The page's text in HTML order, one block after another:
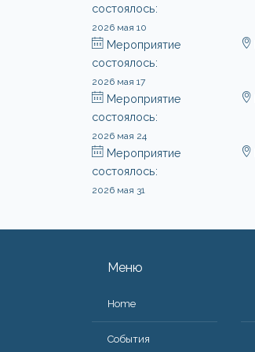
состоялось:
2026 мая 10
Мероприятие
состоялось:
2026 мая 17
Мероприятие
состоялось:
2026 мая 24
Мероприятие
состоялось:
2026 мая 31
Меню
Home
События